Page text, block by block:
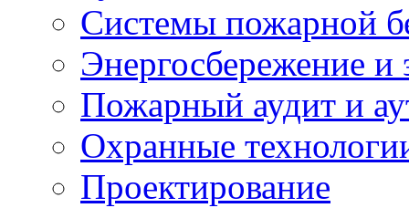
Системы пожарной
Энергосбережение и
Пожарный аудит и
Охранные
Проектирование